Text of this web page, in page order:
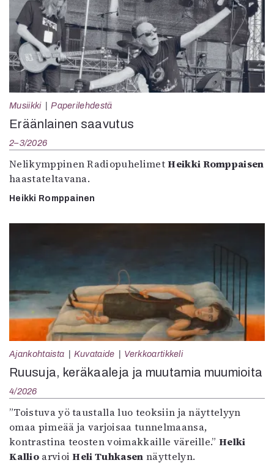
Musiikki Paperilehdestä
Eräänlainen saavutus
2–3/2026
Nelikymppinen RadiopuhelimetHeikki Romppaisen
haastateltavana.
Heikki Romppainen
Ajankohtaista Kuvataide Verkkoartikkeli
Ruusuja, keräkaaleja ja muutamia muumioita
4/2026
”Toistuva yö taustalla luo teoksiin ja näyttelyyn
omaa pimeää ja varjoisaa tunnelmaansa,
kontrastina teosten voimakkaille väreille.”Helki
KallioarvioiHeli Tuhkasen näyttelyn.